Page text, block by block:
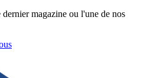
magazine ou l'une de nos